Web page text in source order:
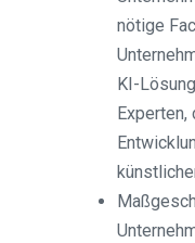
nötige
KI-
Experten,